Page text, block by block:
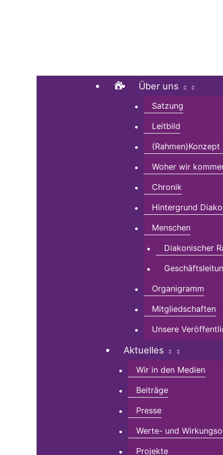
HomeÜber uns
Satzung
Leitbild
Woher wir
Chronik
Hintergrund
Menschen
Diakonischer
Organigramm
Mitgliedschaften
Unsere
Aktuelles
Wir in den Medien
Beiträge
Presse
Werte- und
Projekte